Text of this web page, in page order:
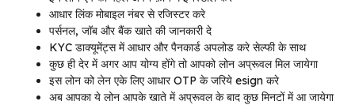
आधार लिंक मोबाइल नंबर से रजिस्टर करे
पर्सनल, जॉब और बैंक खाते की जानकारी दे
KYC डाक्यूमेंट्स में आधार और पैनकार्ड अपलोड करे सेल्फी के साथ
कुछ ही देर में अगर आप योग्य होंगे तो आपको लोन अप्रूवल मिल जायेगा
इस लोन को लेन एके लिए आधार OTP के जरिये esign करे
अब आपका ये लोन आपके खाते में अप्रूवल के बाद कुछ मिनटों में आ जायेगा